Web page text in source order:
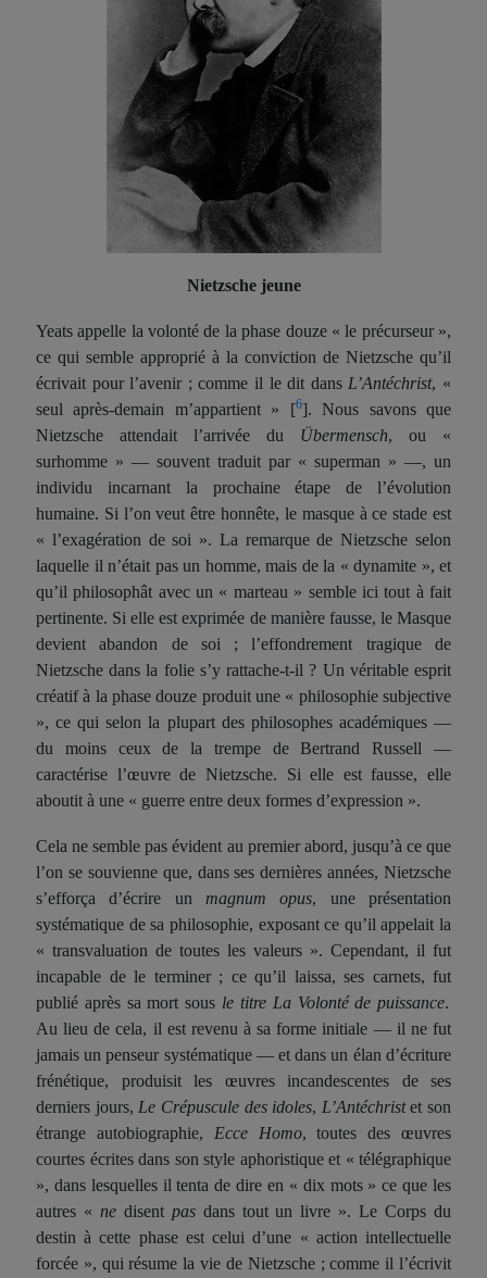
Nietzsche jeune
Yeats appelle la volonté de la phase douze « le précurseur »,
ce qui semble approprié à la conviction de Nietzsche qu’il
écrivait pour l’avenir ; comme il le dit dans L’Antéchrist, «
seul après-demain m’appartient » [6].Nous savons que
Nietzsche attendait l’arrivée du Übermensch, ou «
surhomme » — souvent traduit par « superman » —, un
individu incarnant la prochaine étape de l’évolution
humaine. Si l’on veut être honnête, le masque à ce stade est
« l’exagération de soi ». La remarque de Nietzsche selon
laquelle il n’était pas un homme, mais de la « dynamite », et
qu’il philosophât avec un « marteau » semble ici tout à fait
pertinente. Si elle est exprimée de manière fausse, le Masque
devientabandon de soi ; l’effondrement tragique de
Nietzsche dans la folie s’y rattache-t-il ? Un véritable esprit
créatif à la phase douze produit une « philosophie subjective
», ce qui selon la plupart des philosophes académiques —
du moins ceux de la trempe de Bertrand Russell —
caractérise l’œuvre de Nietzsche. Si elle est fausse, elle
aboutit à une « guerre entre deux formes d’expression ».
Cela ne semble pas évident au premier abord, jusqu’à ce que
l’on se souvienne que, dans ses dernières années, Nietzsche
s’efforça d’écrire un magnum opus, une présentation
systématique de sa philosophie, exposant ce qu’il appelait la
« transvaluation de toutes les valeurs ». Cependant, il fut
incapable dele terminer ; ce qu’il laissa, ses carnets, fut
publié après sa mort sous le titre La Volonté de puissance.
Au lieu de cela, il est revenu à sa forme initiale — il ne fut
jamais un penseur systématique — et dans un élan d’écriture
frénétique, produisit les œuvres incandescentes de ses
derniers jours, Le Crépuscule des idoles, L’Antéchristet son
étrange autobiographie, Ecce Homo, toutes des œuvres
courtes écrites dans son style aphoristique et « télégraphique
», dans lesquelles il tenta de dire en « dix mots » ce que les
autres « ne disentpas dans tout un livre ». Le Corps du
destin à cette phase est celui d’une « action intellectuelle
forcée », qui résume la vie de Nietzsche ; comme il l’écrivit